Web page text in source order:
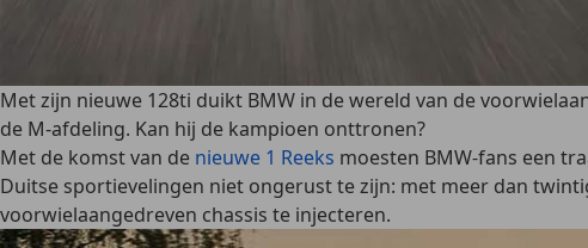
Met zijn nieuwe 128ti duikt BMW in de wereld van de
de M-afdeling. Kan hij de kampioen onttronen?
Met de komst van de nieuwe 1 Reeks moesten BMW-fans een
Duitse sportievelingen niet ongerust te zijn: met meer dan
voorwielaangedreven chassis te injecteren.